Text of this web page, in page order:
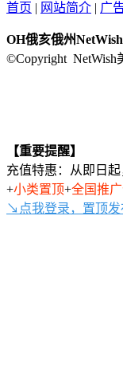
首页 | 网站简介 | 广
OH俄亥俄州
©Copyright NetWish
【重要提醒】
充值特惠：从即日起
+小类置顶+全国推
↘点我登录，置顶发